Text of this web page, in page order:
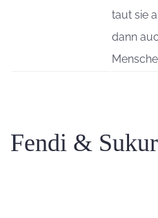
taut sie
dann
Fendi &